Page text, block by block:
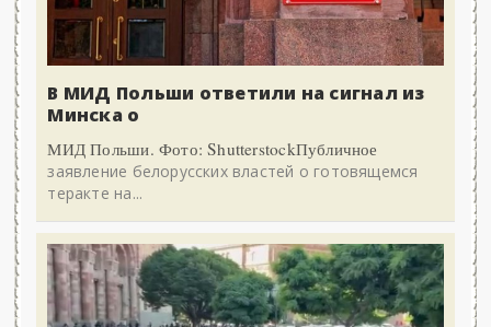
В МИД Польши ответили на сигнал из
Минска о
МИД Польши. Фото: ShutterstockПубличное
заявление белорусских властей о готовящемся
теракте на...